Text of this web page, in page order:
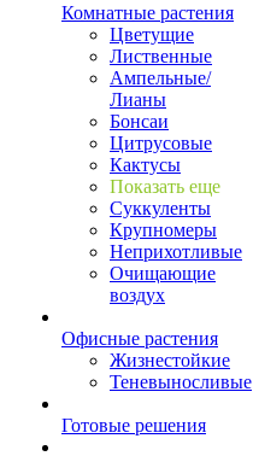
Комнатные растения
Цветущие
Лиственные
Ампельные/
Лианы
Бонсаи
Цитрусовые
Кактусы
Показать еще
Суккуленты
Крупномеры
Неприхотливые
Очищающие
воздух
Офисные растения
Жизнестойкие
Теневыносливые
Готовые решения